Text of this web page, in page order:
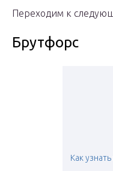
Переходим к
Брутфорс
Как